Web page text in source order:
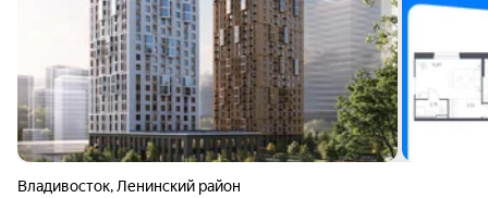
Владивосток, Ленинский район